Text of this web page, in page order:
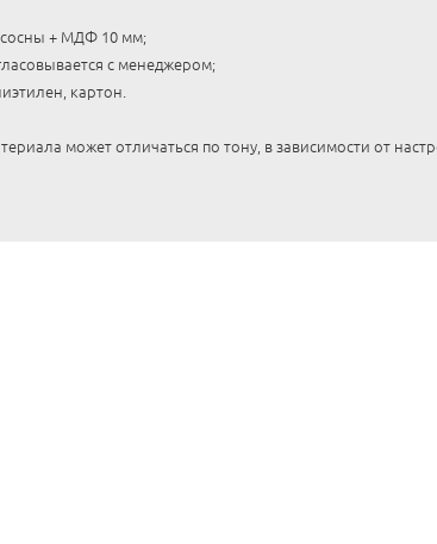
сосны + МДФ 10 мм;
с менеджером;
картон.
может отличаться по тону, в зависимости от